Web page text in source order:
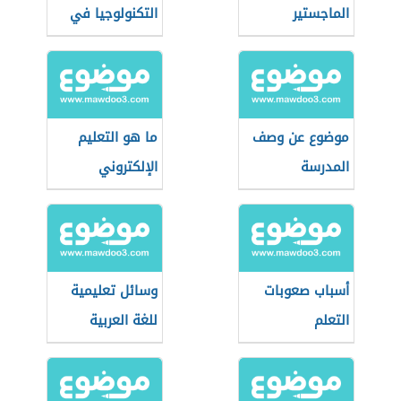
الماجستير
التكنولوجيا في
التعليم
موضوع عن وصف
المدرسة
ما هو التعليم
الإلكتروني
أسباب صعوبات
التعلم
وسائل تعليمية
للغة العربية